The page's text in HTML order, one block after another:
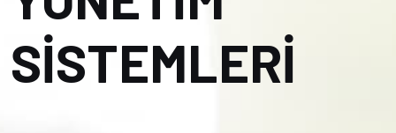
SİSTEMLERİ